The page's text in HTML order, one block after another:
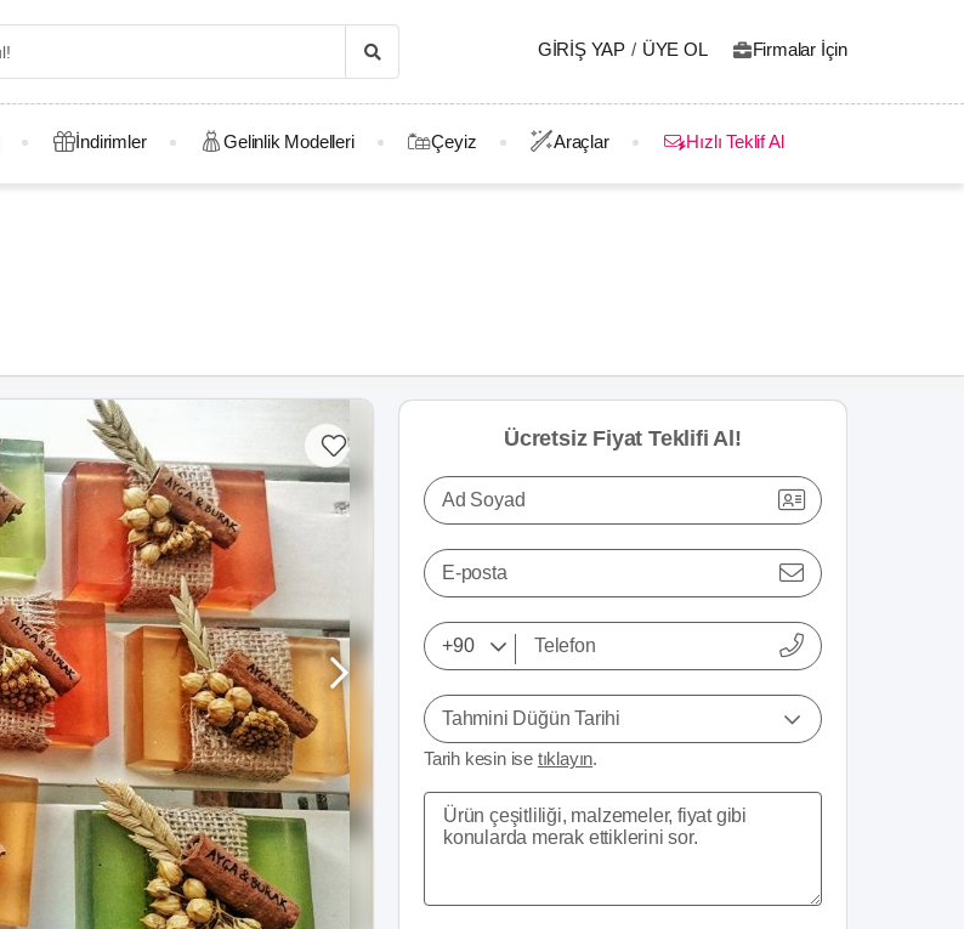
GIRIŞ YAP / ÜYE OL Firmalar İçin
İndirimler Gelinlik Modelleri Çeyiz Araçlar Hızlı Teklif Al
Ücretsiz Fiyat Teklifi Al!
Ad Soyad
E-posta
Tahmini Düğün Tarihi
Tarih kesin ise tıklayın.